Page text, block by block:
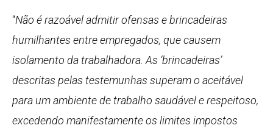
“Não é razoável admitir ofensas e brincadeiras
humilhantes entre empregados, que causem
isolamento da trabalhadora. As ‘brincadeiras’
descritas pelas testemunhas superam o aceitável
para um ambiente de trabalho saudável e respeitoso,
excedendo manifestamente os limites impostos